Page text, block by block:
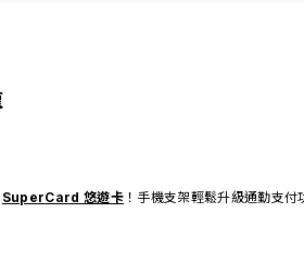
SuperCard 悠遊卡！手機支架輕鬆升級通勤支付